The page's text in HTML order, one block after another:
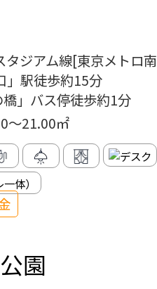
タジアム線[東京メトロ
」駅徒歩約15分
」バス停徒歩約1分
～21.00㎡
園